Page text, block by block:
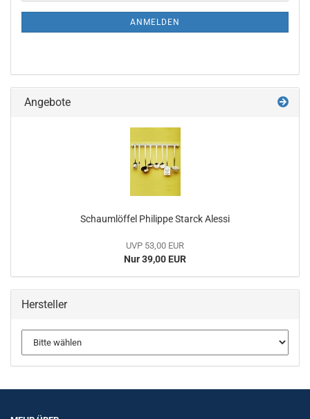
ANMELDEN
Angebote
Schaumlöffel Philippe Starck Alessi
UVP 53,00 EUR
Nur 39,00 EUR
Hersteller